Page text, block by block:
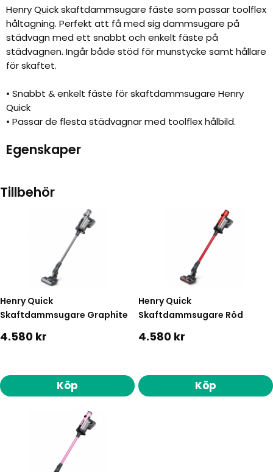
Henry Quick skaftdammsugare fäste som passar toolflex
håltagning. Perfekt att få med sig dammsugare på
städvagn med ett snabbt och enkelt fäste på
städvagnen. Ingår både stöd för munstycke samt hållare
för skaftet.
• Snabbt & enkelt fäste för skaftdammsugare Henry
Quick
• Passar de flesta städvagnar med toolflex hålbild.
Egenskaper
Tillbehör
Henry Quick
Skaftdammsugare Graphite
4.580 kr
Köp
Henry Quick
Skaftdammsugare Röd
4.580 kr
Köp